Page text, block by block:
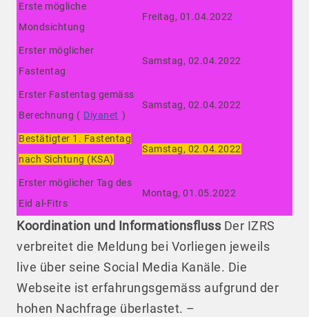
Erste mögliche
Mondsichtung
Freitag, 01.04.2022
Erster möglicher
Fastentag
Samstag, 02.04.2022
Erster Fastentag gemäss
Berechnung ( Diyanet )
Samstag, 02.04.2022
Bestätigter 1. Fastentag
nach Sichtung (KSA)
Samstag, 02.04.2022
Erster möglicher Tag des
Eid al-Fitrs
Montag, 01.05.2022
Koordination und Informationsfluss Der IZRS
verbreitet die Meldung bei Vorliegen jeweils
live über seine Social Media Kanäle. Die
Webseite ist erfahrungsgemäss aufgrund der
hohen Nachfrage überlastet. –